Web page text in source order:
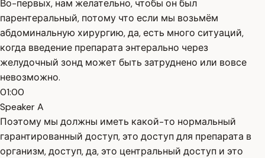
Во-первых, нам желательно, чтобы он был
парентеральный, потому что если мы возьмём
абдоминальную хирургию, да, есть много ситуаций,
когда введение препарата энтерально через
желудочный зонд может быть затруднено или вовсе
невозможно.
01:00
Speaker A
Поэтому мы должны иметь какой-то нормальный
гарантированный доступ, это доступ для препарата в
организм, доступ, да, это центральный доступ и это